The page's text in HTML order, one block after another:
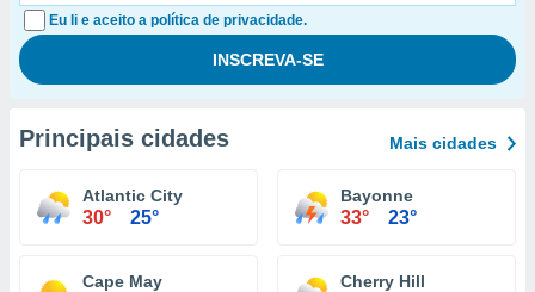
Eu li e aceito a política de privacidade.
Principais cidades Mais cidades
Atlantic City
30° 25°
Bayonne
33° 23°
Cape May Cherry Hill